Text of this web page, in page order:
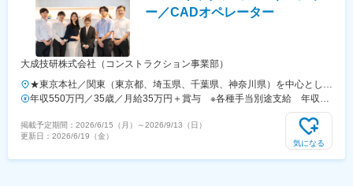
ー／CADオペレーター
大成技研株式会社（コンストラクション事業部）
★東京本社／関東（東京都、埼玉県、千葉県、神奈川県）を中心とした
プロジェクト先★U・Iターン、エリア限定採用などもご相談可能です！
【主要拠点】■東京本社（浜松町）■研修施設「A-LABO」（秋葉原）■
西東京技術センター（日野市）※受動喫煙対策あり【取引先例】※一部
(株)IHI／(株)淺沼組／(株)大林組／(株)きんでん／クボタ環境サービス
年収550万円／35歳／月給35万円＋賞与 ※各種手当別途支給 年収
掲載予定期間： 2026/6/15（月） ～2026/9/13（日）
更新日： 2026/6/19（金）
気になる